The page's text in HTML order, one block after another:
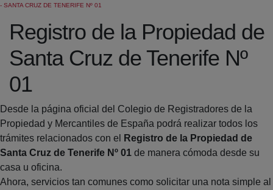
SANTA CRUZ DE TENERIFE Nº 01
Registro de la Propiedad de
Santa Cruz de Tenerife Nº
01
Desde la página oficial del Colegio de Registradores de la
Propiedad y Mercantiles de España podrá realizar todos los
trámites relacionados con el
Registro de la Propiedad de
Santa Cruz de Tenerife Nº 01 de manera cómoda desde su
casa u oficina.
Ahora, servicios tan comunes como solicitar una nota simple al